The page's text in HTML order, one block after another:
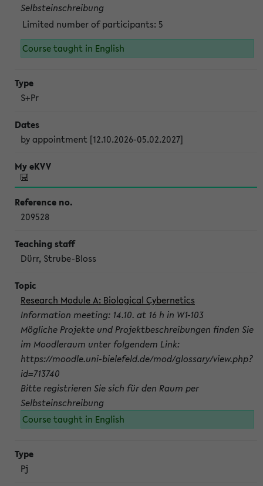
Selbsteinschreibung
Limited number of participants: 5
Course taught in English
S+Pr
by appointment [12.10.2026-05.02.2027]
209528
Dürr, Strube-Bloss
Research Module A: Biological Cybernetics
Information meeting: 14.10. at 16 h in W1-103
Mögliche Projekte und Projektbeschreibungen finden Sie
im Moodleraum unter folgendem Link:
https://moodle.uni-bielefeld.de/mod/glossary/view.php?
id=713740
Bitte registrieren Sie sich für den Raum per
Selbsteinschreibung
Course taught in English
Pj